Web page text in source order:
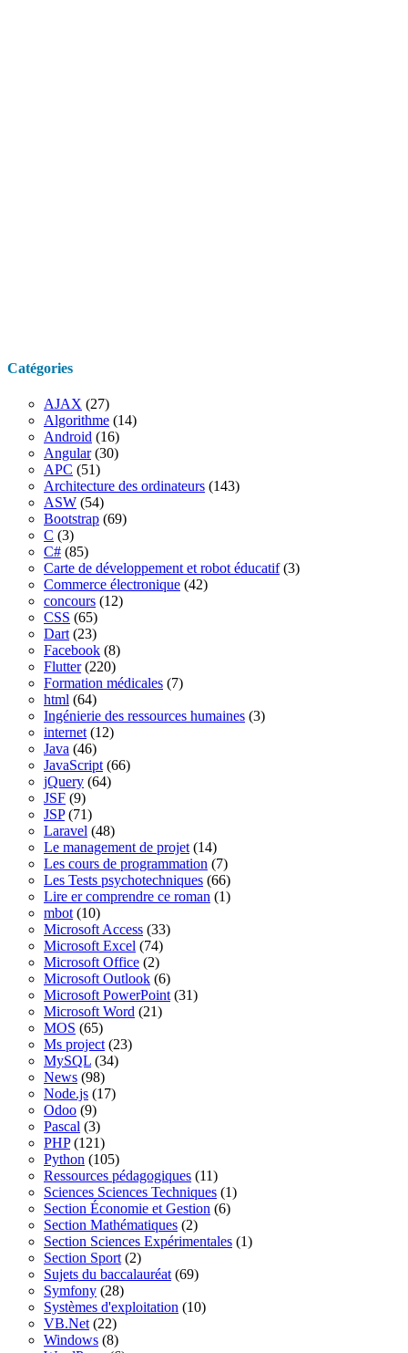
Catégories
AJAX (27)
Algorithme (14)
Android (16)
Angular(30)
APC (51)
Architecture des ordinateurs (143)
ASW (54)
Bootstrap (69)
C (3)
C# (85)
Carte de développement et robot éducatif(3)
Commerce électronique (42)
concours (12)
CSS (65)
Dart (23)
Facebook (8)
Flutter(220)
Formation médicales (7)
html (64)
Ingénierie des ressources humaines (3)
internet (12)
Java (46)
JavaScript (66)
jQuery (64)
JSF (9)
JSP(71)
Laravel (48)
Le management de projet (14)
Les cours de programmation (7)
Les Tests psychotechniques (66)
Lire er comprendre ce roman (1)
mbot (10)
Microsoft Access (33)
Microsoft Excel (74)
Microsoft Office (2)
Microsoft Outlook (6)
Microsoft PowerPoint (31)
Microsoft Word (21)
MOS (65)
Ms project (23)
MySQL (34)
News (98)
Node.js (17)
Odoo (9)
Pascal (3)
PHP(121)
Python (105)
Ressources pédagogiques (11)
Sciences Sciences Techniques (1)
Section Économie et Gestion (6)
Section Mathématiques (2)
Section Sciences Expérimentales (1)
Section Sport (2)
Sujets du baccalauréat (69)
Symfony (28)
Systèmes d'exploitation (10)
VB.Net (22)
Windows (8)